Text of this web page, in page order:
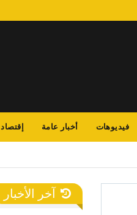
فيديوهات أخبار عامة إقتصاد
آخر الأخبار